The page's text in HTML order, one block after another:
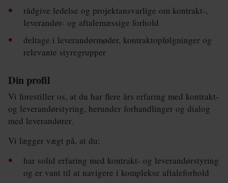
rådgive ledelse og projektansvarlige om kontrakt-,
leverandør- og aftalemæssige forhold
deltage i leverandørmøder, kontraktopfølgninger og
relevante styregrupper
Din profil
Vi forestiller os, at du har flere års erfaring med kontrakt-
og leverandørstyring, herunder forhandlinger og dialog
med leverandører.
Vi lægger vægt på, at du:
har solid erfaring med kontrakt- og leverandørstyring
og er vant til at navigere i komplekse aftaleforhold